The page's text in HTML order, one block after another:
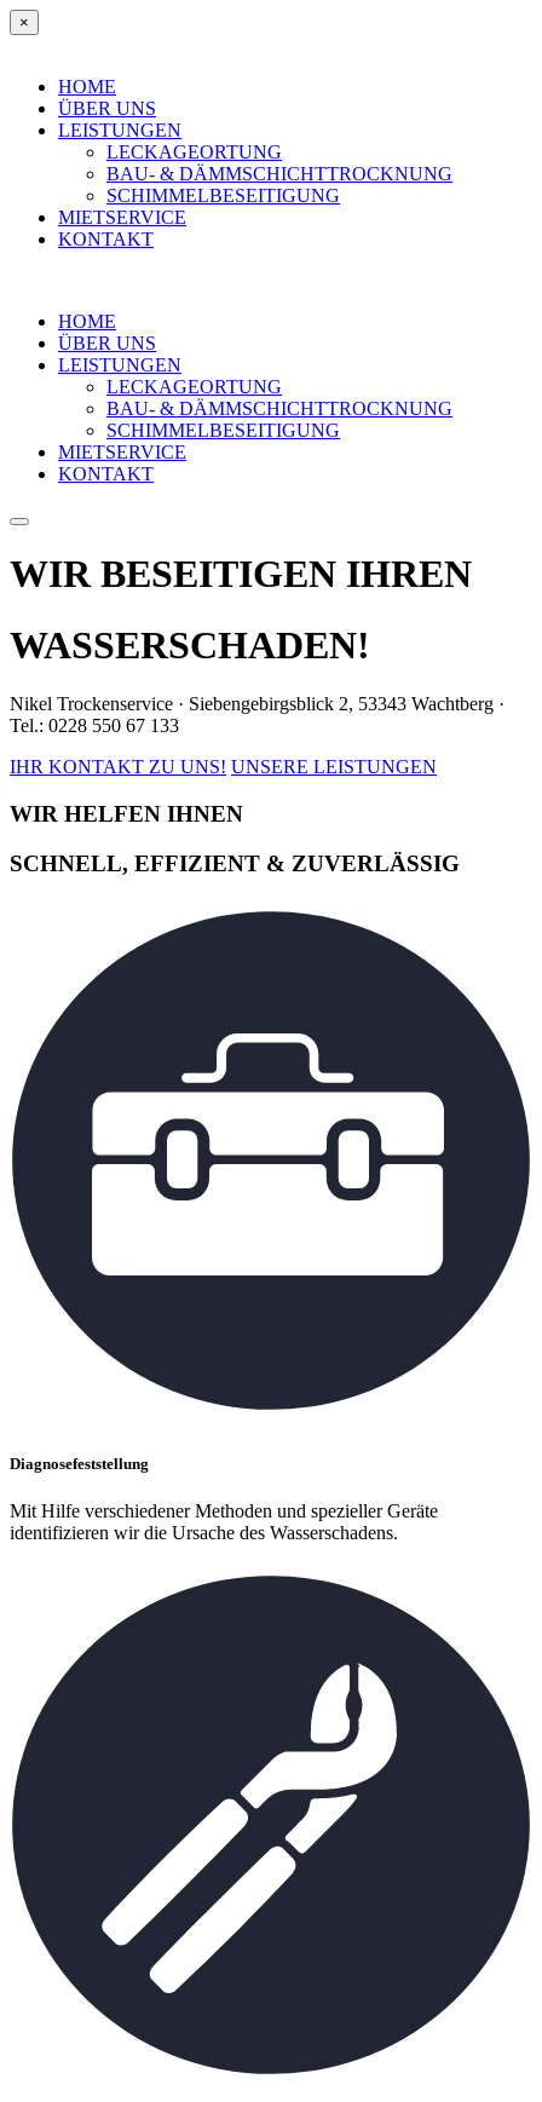
×
HOME
ÜBER UNS
LEISTUNGEN
LECKAGEORTUNG
BAU- & DÄMMSCHICHTTROCKNUNG
SCHIMMELBESEITIGUNG
MIETSERVICE
KONTAKT
HOME
ÜBER UNS
LEISTUNGEN
LECKAGEORTUNG
BAU- & DÄMMSCHICHTTROCKNUNG
SCHIMMELBESEITIGUNG
MIETSERVICE
KONTAKT
WIR BESEITIGEN IHREN
WASSERSCHADEN!
Nikel Trockenservice · Siebengebirgsblick 2, 53343 Wachtberg ·
Tel.: 0228 550 67 133
IHR KONTAKT ZU UNS! UNSERE LEISTUNGEN
WIR HELFEN IHNEN
SCHNELL, EFFIZIENT & ZUVERLÄSSIG
Diagnosefeststellung
Mit Hilfe verschiedener Methoden und spezieller Geräte
identifizieren wir die Ursache des Wasserschadens.